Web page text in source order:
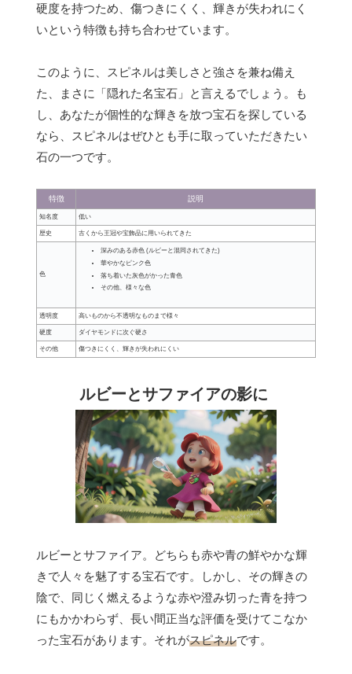
硬度を持つため、傷つきにくく、輝きが失われにく
いという特徴も持ち合わせています。
このように、スピネルは美しさと強さを兼ね備え
た、まさに「隠れた名宝石」と言えるでしょう。も
し、あなたが個性的な輝きを放つ宝石を探している
なら、スピネルはぜひとも手に取っていただきたい
石の一つです。
特徴 説明
知名度 低い
歴史 古くから王冠や宝飾品に用いられてきた
色
深みのある赤色 (ルビーと混同されてきた)
華やかなピンク色
落ち着いた灰色がかった青色
その他、様々な色
透明度 高いものから不透明なものまで様々
硬度 ダイヤモンドに次ぐ硬さ
その他 傷つきにくく、輝きが失われにくい
ルビーとサファイアの影に
ルビーとサファイア。どちらも赤や青の鮮やかな輝
きで人々を魅了する宝石です。しかし、その輝きの
陰で、同じく燃えるような赤や澄み切った青を持つ
にもかかわらず、長い間正当な評価を受けてこなか
った宝石があります。それがスピネルです。